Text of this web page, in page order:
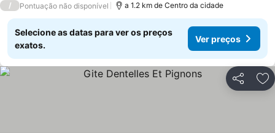
/ Pontuação não disponível a 1.2 km de Centro da cidade
Selecione as datas para ver os preços
exatos.
Ver preços
Partilhar